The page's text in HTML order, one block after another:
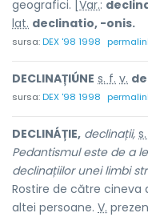
geografici. [ Var.:
lat. declinatio, -onis.
sursa:DEX '98 1998
DECLINAȚIÚNE s. f. v.
sursa:DEX '98 1998
DECLINÁȚIE, declinații,
Pedantismul este de a
declinațiilor unei limbi
Rostire de către cineva
altei persoane. V.